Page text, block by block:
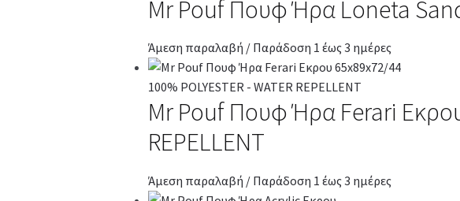
Mr Pouf Πουφ Ήρα Loneta Sand
Άμεση παραλαβή / Παράδοση 1 έως 3 ημέρες
Mr Pouf Πουφ Ήρα Ferari Εκρου
REPELLENT
Άμεση παραλαβή / Παράδοση 1 έως 3 ημέρες